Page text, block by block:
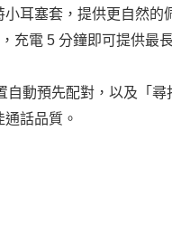
耳塞套，提供更自然的
充電 5 分鐘即可提供最
動預先配對，以及「尋
話品質。